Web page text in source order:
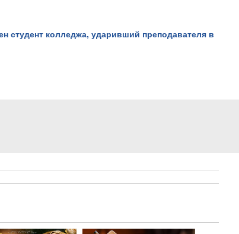
студент колледжа, ударивший преподавателя в